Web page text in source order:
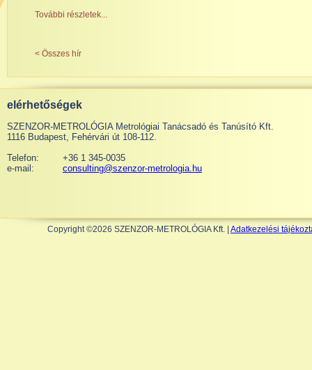
További részletek...
< Összes hír
elérhetőségek
SZENZOR-METROLÓGIA Metrológiai Tanácsadó és Tanúsító Kft.
1116 Budapest, Fehérvári út 108-112.
Telefon:
+36 1 345-0035
e-mail:
consulting@szenzor-metrologia.hu
Copyright ©2026 SZENZOR-METROLÓGIA Kft. | Adatkezelési